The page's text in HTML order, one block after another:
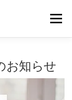
メニュー
お知らせ